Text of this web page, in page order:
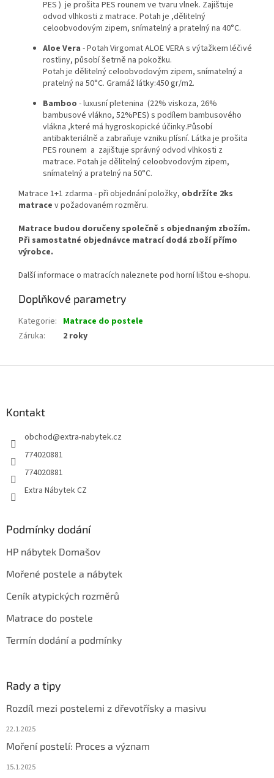
PES ) je prošita PES rounem ve tvaru vlnek. Zajištuje
odvod vlhkosti z matrace. Potah je ,dělitelný
celoobvodovým zipem, snímatelný a pratelný na 40°C.
Aloe Vera - Potah Virgomat ALOE VERA s výtažkem léčivé
rostliny, působí šetrně na pokožku.
Potah je dělitelný celoobvodovým zipem, snímatelný a
pratelný na 50°C. Gramáž látky:450 gr/m2.
Bamboo - luxusní pletenina (22% viskoza, 26%
bambusové vlákno, 52%PES) s podílem bambusového
vlákna ,které má hygroskopické účinky.Působí
antibakteriálně a zabraňuje vzniku plísní. Látka je prošita
PES rounem a zajištuje správný odvod vlhkosti z
matrace. Potah je dělitelný celoobvodovým zipem,
snímatelný a pratelný na 50°C.
Matrace 1+1 zdarma - při objednání položky, obdržíte 2ks
matrace v požadovaném rozměru.
Matrace budou doručeny společně s objednaným zbožím.
Při samostatné objednávce matrací dodá zboží přímo
výrobce.
Další informace o matracích naleznete pod horní lištou e-shopu.
Doplňkové parametry
Kategorie: Matrace do postele
Záruka: 2 roky
Kontakt
obchod@extra-nabytek.cz
774020881
774020881
Extra Nábytek CZ
Podmínky dodání
HP nábytek Domašov
Mořené postele a nábytek
Ceník atypických rozměrů
Matrace do postele
Termín dodání a podmínky
Rady a tipy
Rozdíl mezi postelemi z dřevotřísky a masivu
22.1.2025
Moření postelí: Proces a význam
15.1.2025